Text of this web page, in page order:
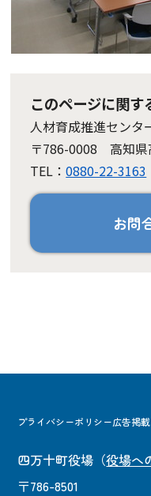
このページに関す
人材育成推進センタ
〒786-0008 高知県
TEL：0880-22-3163
お問
プライバシーポリシー広告掲
四万十町役場 （役場へ
〒786-8501